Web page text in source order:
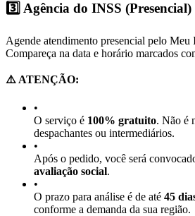
3️⃣ Agência do INSS (Presencial)
Agende atendimento presencial pelo Meu
Compareça na data e horário marcados
⚠️ ATENÇÃO:
•
O serviço é 100% gratuito. Não é
despachantes ou intermediários.
•
Após o pedido, você será
avaliação social.
•
O prazo para análise é de até 45
conforme a demanda da sua região.